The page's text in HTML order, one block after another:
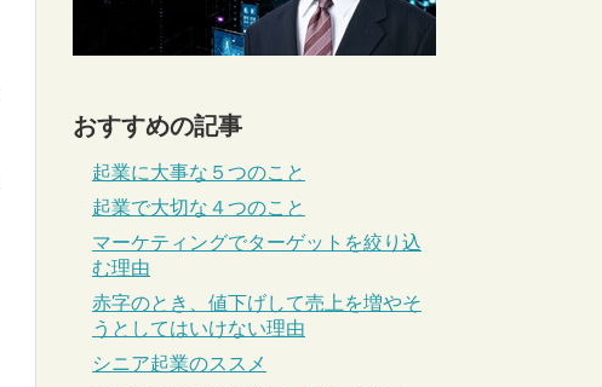
おすすめの記事
起業に大事な５つのこと
起業で大切な４つのこと
マーケティングでターゲットを絞り込
む理由
赤字のとき、値下げして売上を増やそ
うとしてはいけない理由
シニア起業のススメ